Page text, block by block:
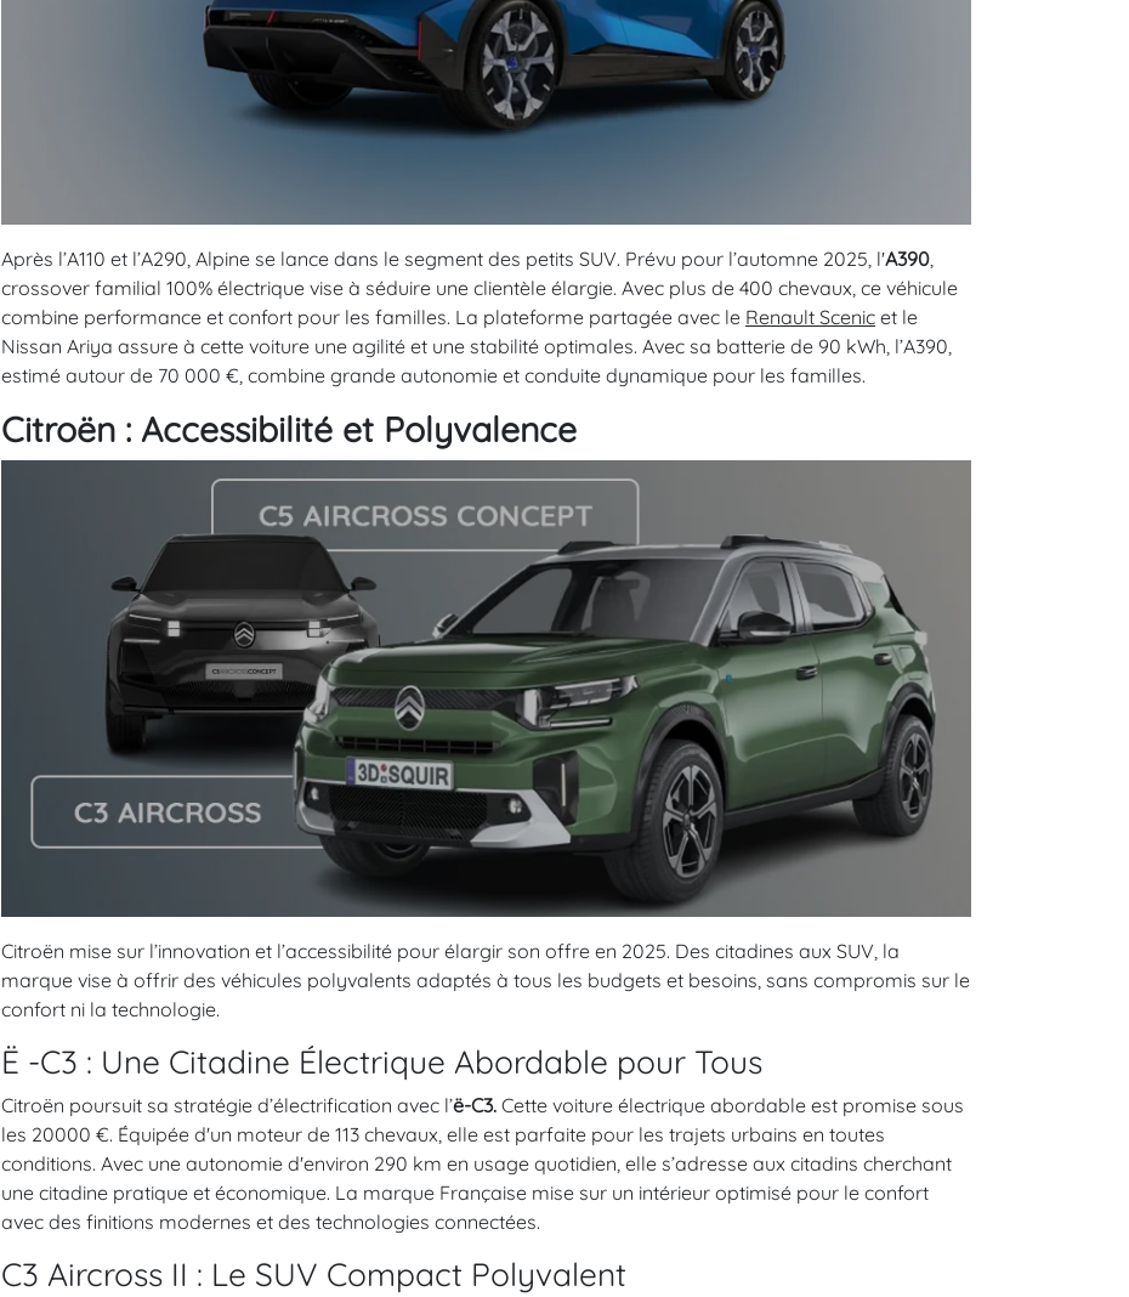
Après l’A110 et l’A290, Alpine se lance dans le segment des petits SUV. Prévu pour l’automne 2025, l'A390,
crossover familial 100% électrique vise à séduire une clientèle élargie. Avec plus de 400 chevaux, ce véhicule
combine performance et confort pour les familles. La plateforme partagée avec le Renault Scenic et le
Nissan Ariya assure à cette voiture une agilité et une stabilité optimales. Avec sa batterie de 90 kWh, l’A390,
estimé autour de 70 000 €, combine grande autonomie et conduite dynamique pour les familles.
Citroën : Accessibilité et Polyvalence
Citroën mise sur l’innovation et l’accessibilité pour élargir son offre en 2025. Des citadines aux SUV, la
marque vise à offrir des véhicules polyvalents adaptés à tous les budgets et besoins, sans compromis sur le
confort ni la technologie.
Ë -C3 : Une Citadine Électrique Abordable pour Tous
Citroën poursuit sa stratégie d’électrification avec l’ë-C3. Cette voiture électrique abordable est promise sous
les 20000 €. Équipée d'un moteur de 113 chevaux, elle est parfaite pour les trajets urbains en toutes
conditions. Avec une autonomie d'environ 290 km en usage quotidien, elle s’adresse aux citadins cherchant
une citadine pratique et économique. La marque Française mise sur un intérieur optimisé pour le confort
avec des finitions modernes et des technologies connectées.
C3 Aircross II : Le SUV Compact Polyvalent